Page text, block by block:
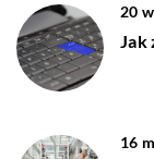
20
16